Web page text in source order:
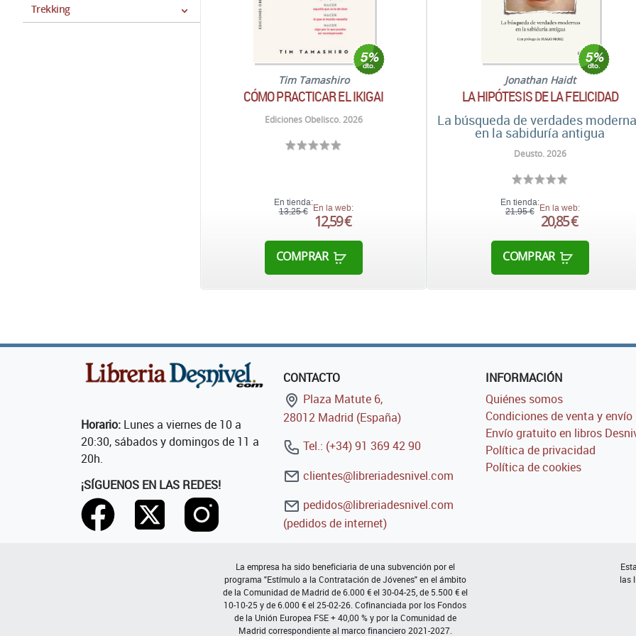
Trekking
Tim Tamashiro
CÓMO PRACTICAR EL IKIGAI
Ediciones Obelisco. 2026
En tienda:
13,25 € En la web:
12,59 €
COMPRAR
Jonathan Haidt
LA HIPÓTESIS DE LA FELICIDAD
La búsqueda de verdades
en la sabiduría antigua
Deusto. 2026
En tienda:
21,95 € En la web:
20,85 €
COMPRAR
Horario: Lunes a viernes de 10 a
20:30, sábados y domingos de 11 a
20h.
¡SÍGUENOS EN LAS REDES!
CONTACTO
Plaza Matute 6,
28012 Madrid (España)
Tel.: (+34) 91 369 42 90
clientes@libreriadesnivel.com
pedidos@libreriadesnivel.com
(pedidos de internet)
INFORMACIÓN
Quiénes somos
Condiciones de venta y envío
Envío gratuito en libros
Política de privacidad
Política de cookies
La empresa ha sido beneficiaria de una subvención por el
programa "Estímulo a la Contratación de Jóvenes" en el ámbito
de la Comunidad de Madrid de 6.000 € el 30-04-25, de 5.500 € el
10-10-25 y de 6.000 € el 25-02-26. Cofinanciada por los Fondos
de la Unión Europea FSE + 40,00 % y por la Comunidad de
Madrid correspondiente al marco financiero 2021-2027.
las